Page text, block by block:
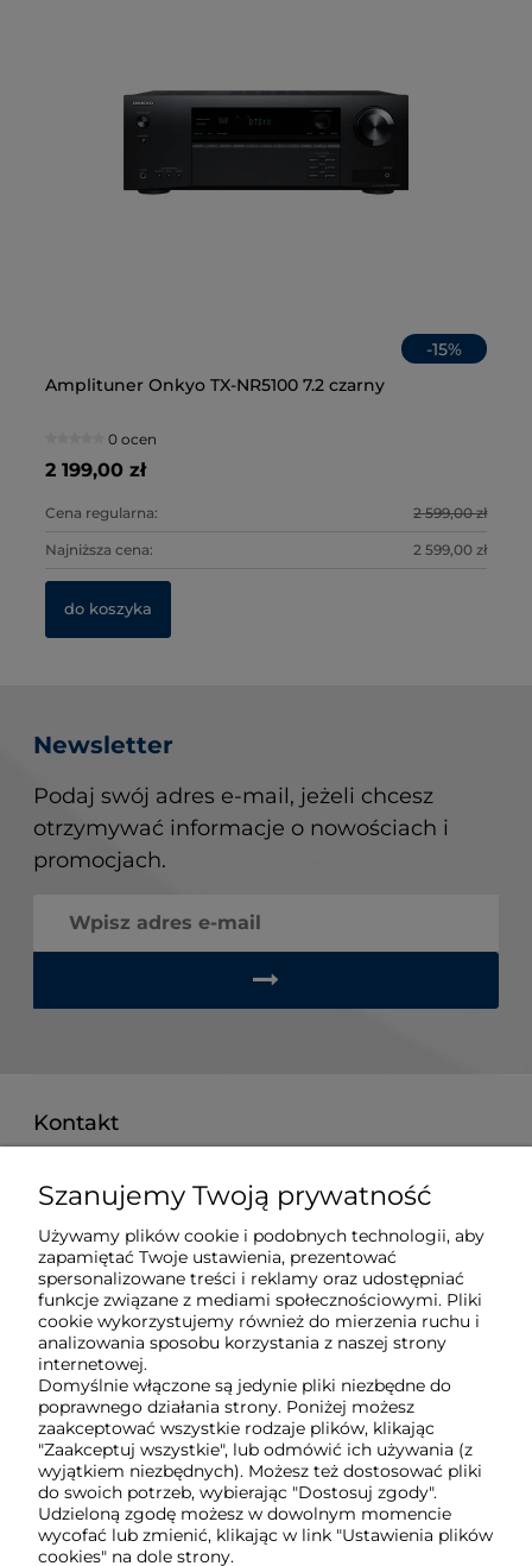
-15%
Amplituner Onkyo TX-NR5100 7.2 czarny
0 ocen
2 199,00 zł
Cena regularna: 2 599,00 zł
Najniższa cena: 2 599,00 zł
do koszyka
Newsletter
Podaj swój adres e-mail, jeżeli chcesz
otrzymywać informacje o nowościach i
promocjach.
Kontakt
515 008 757
techberg@techberg.pl
ul. Święty Marcin 29/8
61-806 Poznań
O nas
Obsługa klienta
Pomoc
Szanujemy Twoją prywatność
Używamy plików cookie i podobnych technologii, aby
zapamiętać Twoje ustawienia, prezentować
spersonalizowane treści i reklamy oraz udostępniać
funkcje związane z mediami społecznościowymi. Pliki
cookie wykorzystujemy również do mierzenia ruchu i
analizowania sposobu korzystania z naszej strony
internetowej.
Domyślnie włączone są jedynie pliki niezbędne do
poprawnego działania strony. Poniżej możesz
zaakceptować wszystkie rodzaje plików, klikając
"Zaakceptuj wszystkie", lub odmówić ich używania (z
wyjątkiem niezbędnych). Możesz też dostosować pliki
do swoich potrzeb, wybierając "Dostosuj zgody".
Udzieloną zgodę możesz w dowolnym momencie
wycofać lub zmienić, klikając w link "Ustawienia plików
cookies" na dole strony.